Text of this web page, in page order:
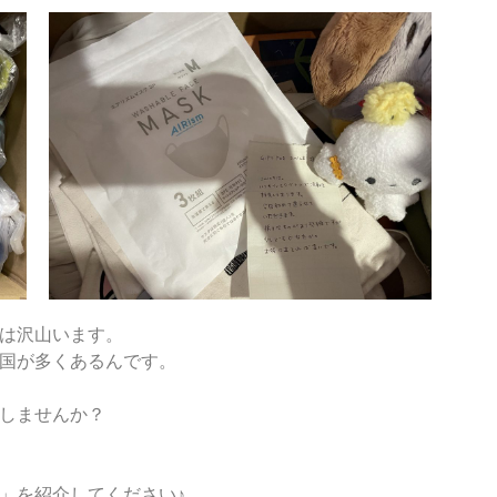
沢山います。
が多くあるんです。
ませんか？